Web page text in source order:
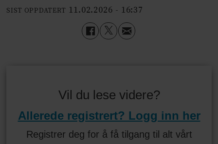
SIST OPPDATERT 11.02.2026 - 16:37
Vil du lese videre?
Allerede registrert? Logg inn her
Registrer deg for å få tilgang til alt vårt